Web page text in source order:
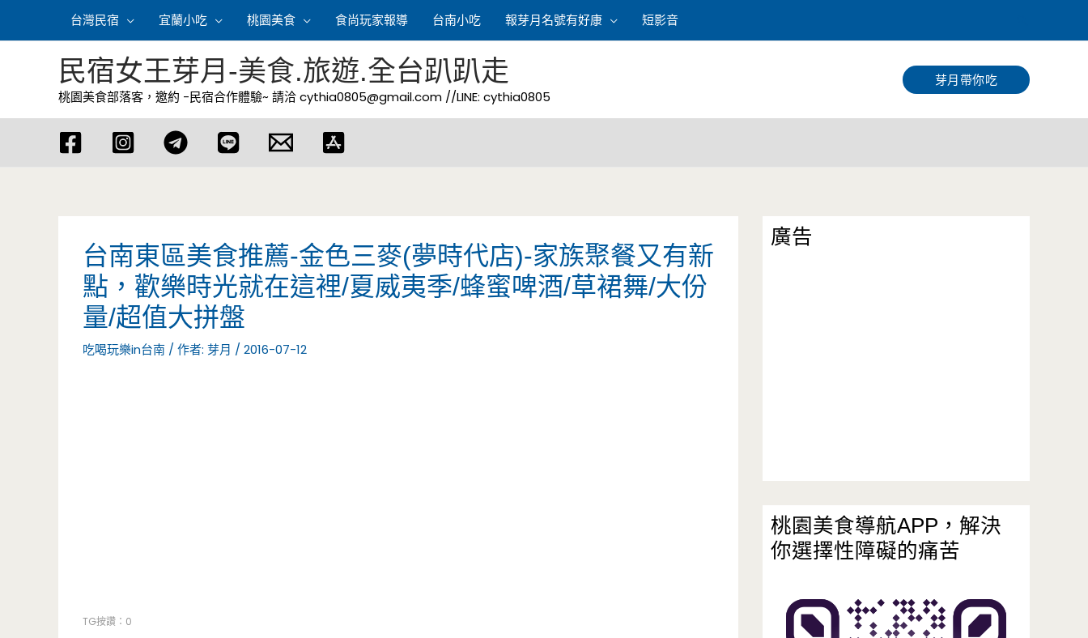
容
台灣民宿 宜蘭小吃 桃園美食 食尚玩家報導 台南小吃 報芽月名號有好康 短影音
尋
民宿女王芽月-美食.旅遊.全台趴趴走
桃園美食部落客，邀約 -民宿合作體驗~ 請洽cythia0805@gmail.com //LINE: cythia0805
芽月帶你吃
台南東區美食推薦-金色三麥(夢時代店)-家族聚餐又有新
點，歡樂時光就在這裡/夏威夷季/蜂蜜啤酒/草裙舞/大份
量/超值大拼盤
吃喝玩樂in台南 / 作者: 芽月 / 2016-07-12
TG按讚：0
廣告
桃園美食導航APP，解決
你選擇性障礙的痛苦